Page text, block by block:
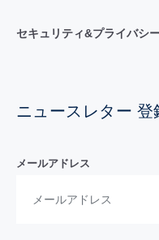
セキュリティ&プライバシ
ニュースレター 登
メールアドレス